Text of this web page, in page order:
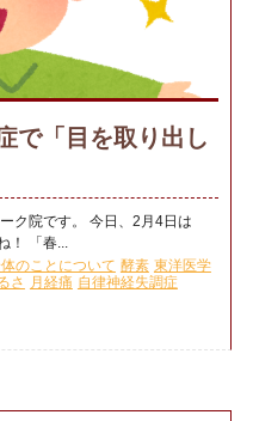
で「目を取り出し
ク院です。 今日、2月4日は
！ 「春...
のことについて 酵素 東洋医学
さ 月経痛 自律神経失調症